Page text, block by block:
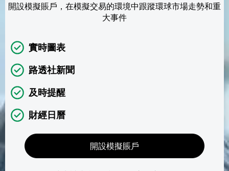
開設模擬賬戶，在模擬交易的環境中跟蹤環球市場走勢和重
大事件
實時圖表
路透社新聞
及時提醒
財經日曆